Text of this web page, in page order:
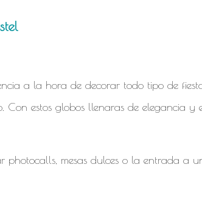
a la hora de decorar todo tipo de
Con estos globos llenaras de elegancia y
photocalls, mesas dulces o la entrada a